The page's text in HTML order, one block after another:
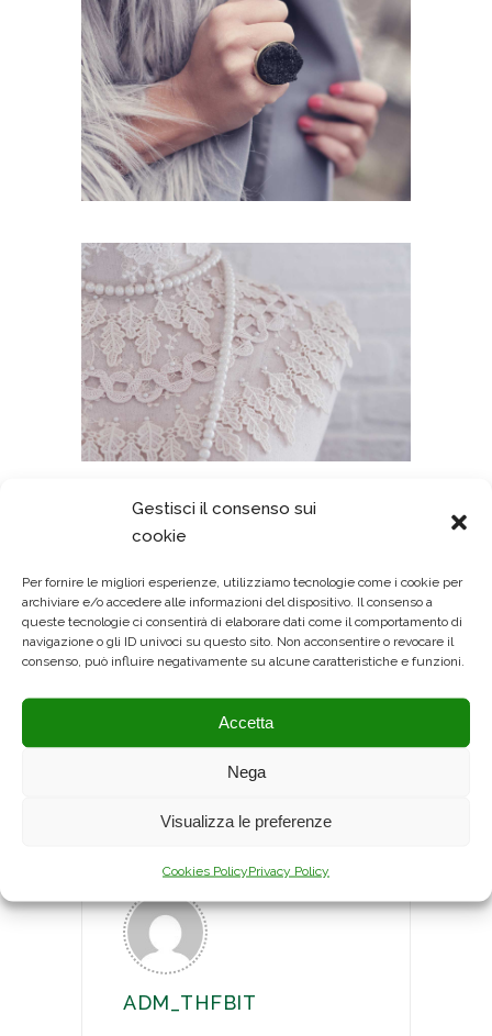
Gestisci il consenso sui
cookie
Per fornire le migliori esperienze, utilizziamo tecnologie come i cookie per
archiviare e/o accedere alle informazioni del dispositivo. Il consenso a
queste tecnologie ci consentirà di elaborare dati come il comportamento di
navigazione o gli ID univoci su questo sito. Non acconsentire o revocare il
consenso, può influire negativamente su alcune caratteristiche e funzioni.
Accetta
Nega
Visualizza le preferenze
Cookies PolicyPrivacy Policy
AGELESS SKILLS
Lorem ipsum dolor sit amet, consectetuer
gravida nibh vel velit auctor
aliquet.Aenean sollicitudin, lorem quis
nibh id elit. Duis sed odio sit amet nibh
vulputate cursu.
ADM_THFBIT